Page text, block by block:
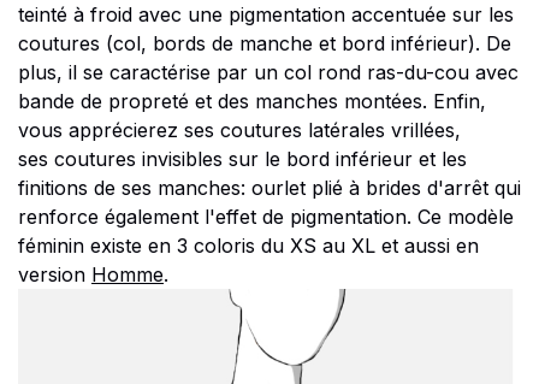
teinté à froid avec une pigmentation accentuée sur les
coutures (col, bords de manche et bord inférieur). De
plus, il se caractérise par un col rond ras-du-cou avec
bande de propreté et des manches montées. Enfin,
vous apprécierez ses coutures latérales vrillées,
ses coutures invisibles sur le bord inférieur et les
finitions de ses manches: ourlet plié à brides d'arrêt qui
renforce également l'effet de pigmentation. Ce modèle
féminin existe en 3 coloris du XS au XL et aussi en
version Homme.